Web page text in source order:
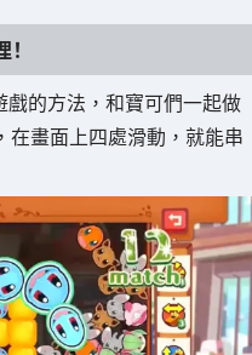
的方法，和寶可們一起做
畫面上四處滑動，就能串